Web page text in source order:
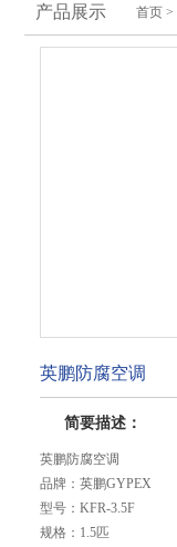
产品展示 首页 >
英鹏防腐空调
简要描述：
英鹏防腐空调
品牌：英鹏GYPEX
型号：KFR-3.5F
规格：1.5匹